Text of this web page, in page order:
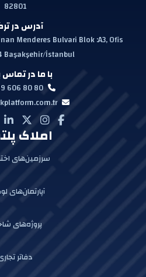
82801
آدرس در
Menderes Bulvari Blok :A3, Ofis
Başakşehir/İstanbul
با ما در
606 80 80
املاک
سرزمین‌های
آپارتمان‌های
پروژه‌های
دفاتر